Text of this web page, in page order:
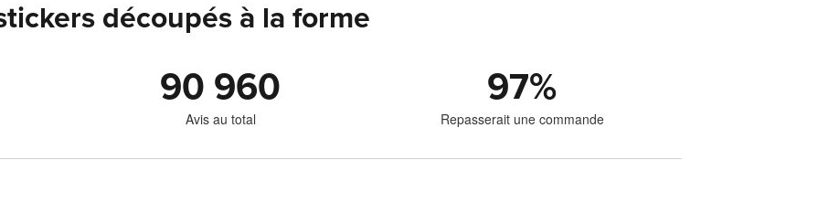
découpés à la forme
90 960
Avis au total
97%
Repasserait une commande